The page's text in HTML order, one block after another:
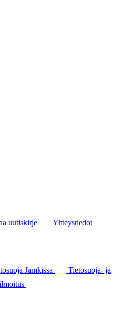
uutiskirje Yhteystiedot
Jamkissa
Tietosuoja- ja